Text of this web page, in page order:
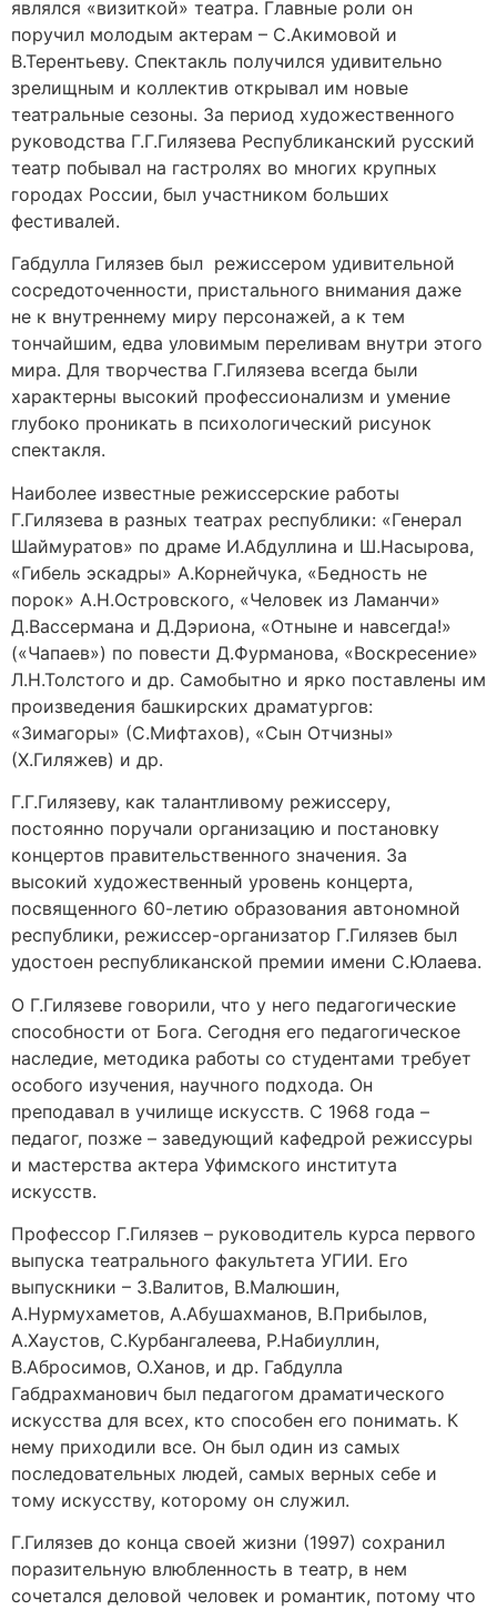
являлся «визиткой» театра. Главные роли он
поручил молодым актерам – С.Акимовой и
В.Терентьеву. Спектакль получился удивительно
зрелищным и коллектив открывал им новые
театральные сезоны. За период художественного
руководства Г.Г.Гилязева Республиканский русский
театр побывал на гастролях во многих крупных
городах России, был участником больших
фестивалей.
Габдулла Гилязев был режиссером удивительной
сосредоточенности, пристального внимания даже
не к внутреннему миру персонажей, а к тем
тончайшим, едва уловимым переливам внутри этого
мира. Для творчества Г.Гилязева всегда были
характерны высокий профессионализм и умение
глубоко проникать в психологический рисунок
спектакля.
Наиболее известные режиссерские работы
Г.Гилязева в разных театрах республики: «Генерал
Шаймуратов» по драме И.Абдуллина и Ш.Насырова,
«Гибель эскадры» А.Корнейчука, «Бедность не
порок» А.Н.Островского, «Человек из Ламанчи»
Д.Вассермана и Д.Дэриона, «Отныне и навсегда!»
(«Чапаев») по повести Д.Фурманова, «Воскресение»
Л.Н.Толстого и др. Самобытно и ярко поставлены им
произведения башкирских драматургов:
«Зимагоры» (С.Мифтахов), «Сын Отчизны»
(Х.Гиляжев) и др.
Г.Г.Гилязеву, как талантливому режиссеру,
постоянно поручали организацию и постановку
концертов правительственного значения. За
высокий художественный уровень концерта,
посвященного 60-летию образования автономной
республики, режиссер-организатор Г.Гилязев был
удостоен республиканской премии имени С.Юлаева.
О Г.Гилязеве говорили, что у него педагогические
способности от Бога. Сегодня его педагогическое
наследие, методика работы со студентами требует
особого изучения, научного подхода. Он
преподавал в училище искусств. С 1968 года –
педагог, позже – заведующий кафедрой режиссуры
и мастерства актера Уфимского института
искусств.
Профессор Г.Гилязев – руководитель курса первого
выпуска театрального факультета УГИИ. Его
выпускники – З.Валитов, В.Малюшин,
А.Нурмухаметов, А.Абушахманов, В.Прибылов,
А.Хаустов, С.Курбангалеева, Р.Набиуллин,
В.Абросимов, О.Ханов, и др. Габдулла
Габдрахманович был педагогом драматического
искусства для всех, кто способен его понимать. К
нему приходили все. Он был один из самых
последовательных людей, самых верных себе и
тому искусству, которому он служил.
Г.Гилязев до конца своей жизни (1997) сохранил
поразительную влюбленность в театр, в нем
сочетался деловой человек и романтик, потому что